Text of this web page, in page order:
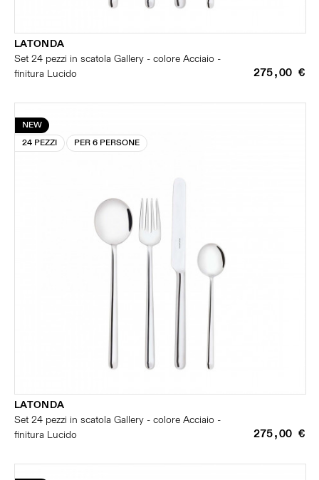
LATONDA
Set 24 pezzi in scatola Gallery - colore Acciaio -
finitura Lucido
275,00 €
NEW
24 PEZZI
PER 6 PERSONE
LATONDA
Set 24 pezzi in scatola Gallery - colore Acciaio -
finitura Lucido
275,00 €